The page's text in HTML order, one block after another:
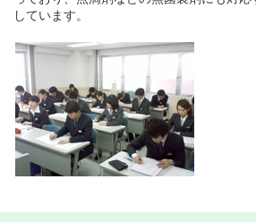
しています。